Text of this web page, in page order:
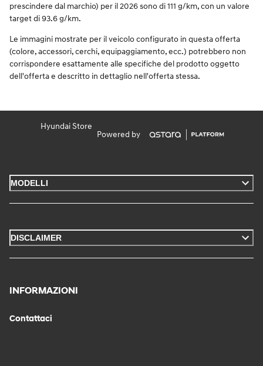
prescindere dal marchio) per il 2026 sono di 111 g/km, con un valore
target di 93.6 g/km.
Le immagini mostrate per il veicolo configurato in questa offerta
(colore, accessori, cerchi, equipaggiamento, ecc.) potrebbero non
corrispondere esattamente alle specifiche del prodotto oggetto
dell'offerta e descritto in dettaglio nell'offerta stessa.
Hyundai Store
Powered by
MODELLI
DISCLAIMER
INFORMAZIONI
Contattaci